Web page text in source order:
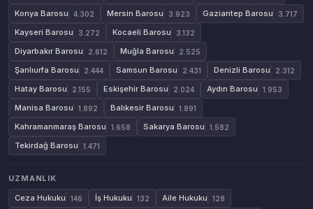
Konya Barosu 4.302 Mersin Barosu 3.923 Gaziantep Barosu 3.717
Kayseri Barosu 3.272 Kocaeli Barosu 3.132
Diyarbakır Barosu 2.612 Muğla Barosu 2.525
Şanlıurfa Barosu 2.444 Samsun Barosu 2.431 Denizli Barosu 2.312
Hatay Barosu 2.155 Eskişehir Barosu 2.024 Aydın Barosu 1.953
Manisa Barosu 1.892 Balıkesir Barosu 1.891
Kahramanmaraş Barosu 1.658 Sakarya Barosu 1.582
Tekirdağ Barosu 1.471
UZMANLIK
Ceza Hukuku
146 İş Hukuku 132 Aile Hukuku 128